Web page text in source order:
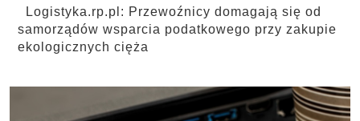
Logistyka.rp.pl: Przewoźnicy domagają się od
samorządów wsparcia podatkowego przy zakupie
ekologicznych cięża